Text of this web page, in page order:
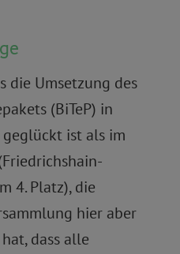
die Umsetzung des
(BiTeP) in
geglückt ist als im
4. Platz), die
hier aber
dass alle